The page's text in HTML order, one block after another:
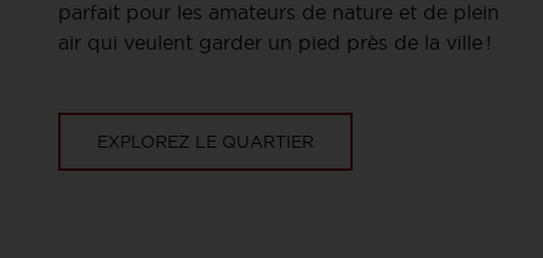
parfait pour les amateurs de nature et de plein
air qui veulent garder un pied près de la ville !
EXPLOREZ LE QUARTIER